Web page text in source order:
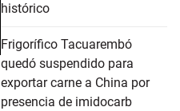
histórico
Frigorífico Tacuarembó
quedó suspendido para
exportar carne a China por
presencia de imidocarb